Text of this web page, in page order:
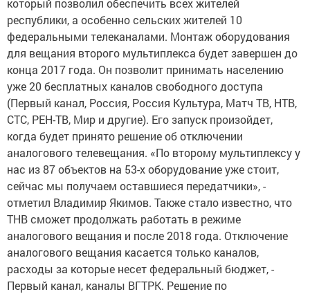
который позволил обеспечить всех жителей
республики, а особенно сельских жителей 10
федеральными телеканалами. Монтаж оборудования
для вещания второго мультиплекса будет завершен до
конца 2017 года. Он позволит принимать населению
уже 20 бесплатных каналов свободного доступа
(Первый канал, Россия, Россия Культура, Матч ТВ, НТВ,
СТС, РЕН-ТВ, Мир и другие). Его запуск произойдет,
когда будет принято решение об отключении
аналогового телевещания. «По второму мультиплексу у
нас из 87 объектов на 53-х оборудование уже стоит,
сейчас мы получаем оставшиеся передатчики», -
отметил Владимир Якимов. Также стало известно, что
ТНВ сможет продолжать работать в режиме
аналогового вещания и после 2018 года. Отключение
аналогового вещания касается только каналов,
расходы за которые несет федеральный бюджет, -
Первый канал, каналы ВГТРК. Решение по